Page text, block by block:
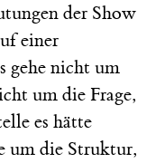
der Show
einer
gehe nicht um
um die Frage,
es hätte
um die Struktur,